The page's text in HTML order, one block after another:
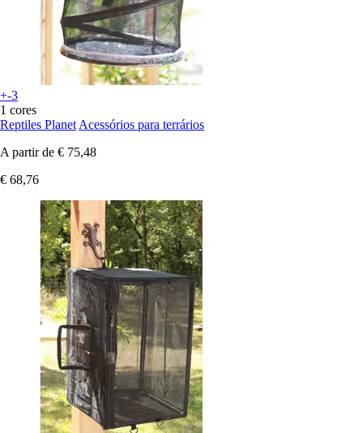
+-3
1 cores
Reptiles Planet Acessórios para terrários
A partir de € 75,48
€ 68,76